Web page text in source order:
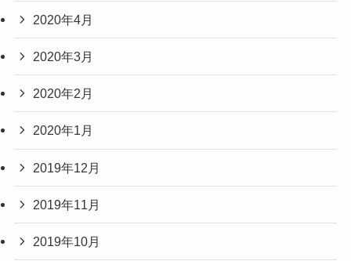
2020年4月
2020年3月
2020年2月
2020年1月
2019年12月
2019年11月
2019年10月